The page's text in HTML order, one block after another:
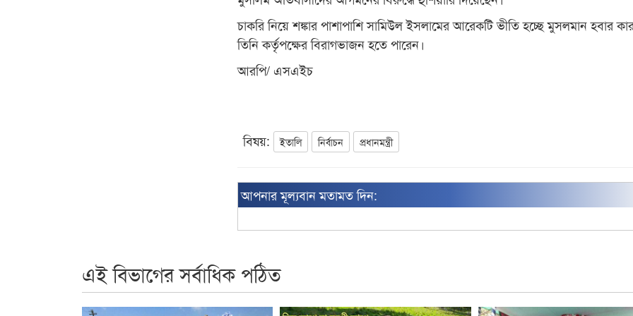
চাকরি নিয়ে শঙ্কার পাশাপাশি সামিউল ইসলামের আরেকটি ভীতি হচ্ছে মুসলমান হবার
তিনি কর্তৃপক্ষের বিরাগভাজন হতে পারেন।
আরপি/ এসএইচ
বিষয়: ইতালি নির্বাচন প্রধানমন্ত্রী
আপনার মূল্যবান মতামত দিন:
এই বিভাগের সর্বাধিক পঠিত